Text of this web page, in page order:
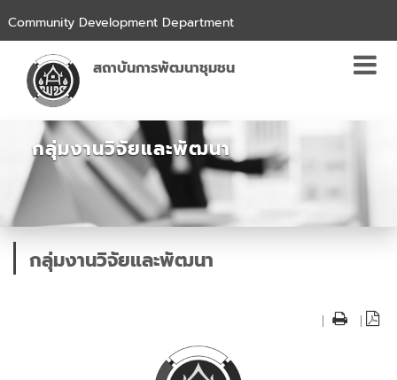
Community Development Department
สถาบันการพัฒนาชุมชน
กลุ่มงานวิจัยและพัฒนา
กลุ่มงานวิจัยและพัฒนา
| |